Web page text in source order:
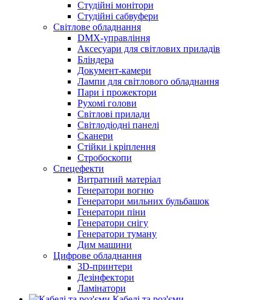
Студійні монітори
Студійні сабвуфери
Світлове обладнання
DMX-управління
Аксесуари для світлових приладів
Бліндера
Документ-камери
Лампи для світлового обладнання
Пари і прожектори
Рухомі голови
Світлові прилади
Світлодіодні панелі
Сканери
Стійки і кріплення
Стробоскопи
Спецефекти
Витратний матеріал
Генератори вогню
Генератори мильних бульбашок
Генератори піни
Генератори снігу
Генератори туману
Дим машини
Цифрове обладнання
3D-принтери
Дезінфектори
Ламінатори